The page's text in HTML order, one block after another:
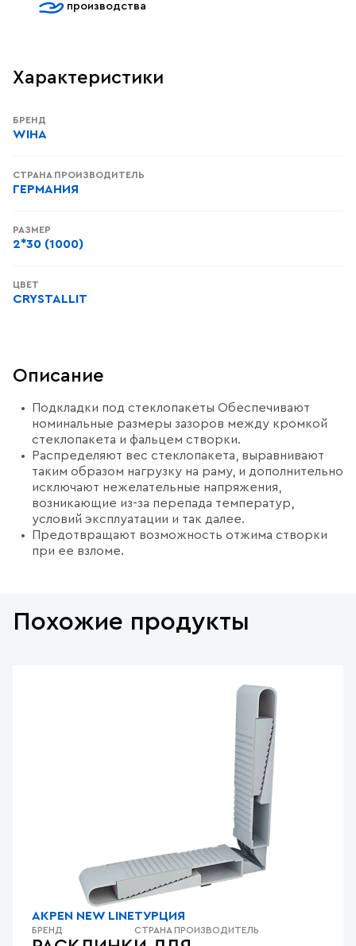
производства
Характеристики
БРЕНД
WIHA
СТРАНА ПРОИЗВОДИТЕЛЬ
ГЕРМАНИЯ
РАЗМЕР
2*30 (1000)
ЦВЕТ
CRYSTALLIT
Описание
Подкладки под стеклопакеты Обеспечивают
номинальные размеры зазоров между кромкой
стеклопакета и фальцем створки.
Распределяют вес стеклопакета, выравнивают
таким образом нагрузку на раму, и дополнительно
исключают нежелательные напряжения,
возникающие из-за перепада температур,
условий эксплуатации и так далее.
Предотвращают возможность отжима створки
при ее взломе.
Похожие продукты
AKPEN NEW LINE
БРЕНД
ТУРЦИЯ
СТРАНА ПРОИЗВОДИТЕЛЬ